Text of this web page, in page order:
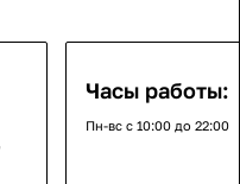
Часы работы:
Пн-вс с 10:00 до 22:00